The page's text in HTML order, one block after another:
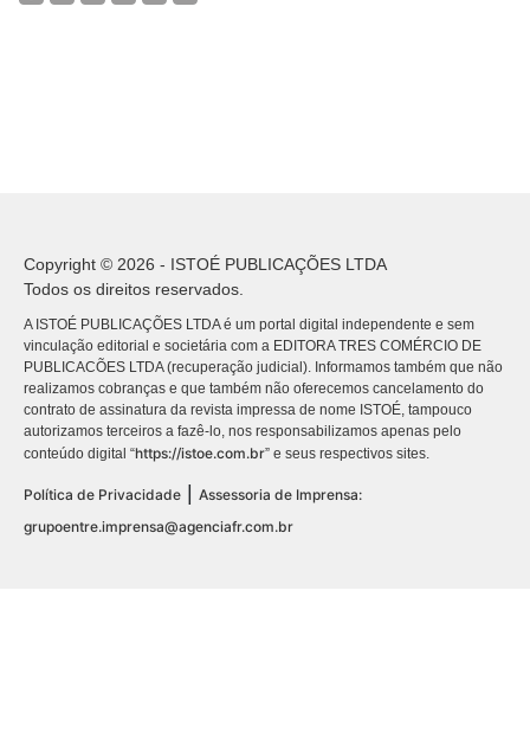
Copyright © 2026 - ISTOÉ PUBLICAÇÕES LTDA
Todos os direitos reservados.
A ISTOÉ PUBLICAÇÕES LTDA é um portal digital independente e sem
vinculação editorial e societária com a EDITORA TRES COMÉRCIO DE
PUBLICACÕES LTDA (recuperação judicial). Informamos também que não
realizamos cobranças e que também não oferecemos cancelamento do
contrato de assinatura da revista impressa de nome ISTOÉ, tampouco
autorizamos terceiros a fazê-lo, nos responsabilizamos apenas pelo
conteúdo digital “https://istoe.com.br” e seus respectivos sites.
Política de Privacidade
Assessoria de Imprensa:
grupoentre.imprensa@agenciafr.com.br